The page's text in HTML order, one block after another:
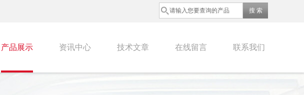
产品展示 资讯中心 技术文章 在线留言 联系我们